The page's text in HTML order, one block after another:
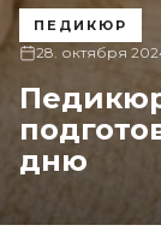
ПЕДИКЮР
28. октября
дню